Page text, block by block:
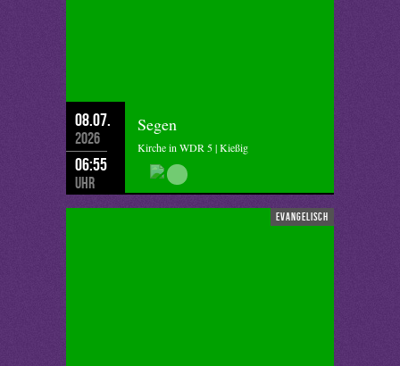
08.07.
2026
06:55
Uhr
Segen
Kirche in WDR 5 | Kießig
evangelisch